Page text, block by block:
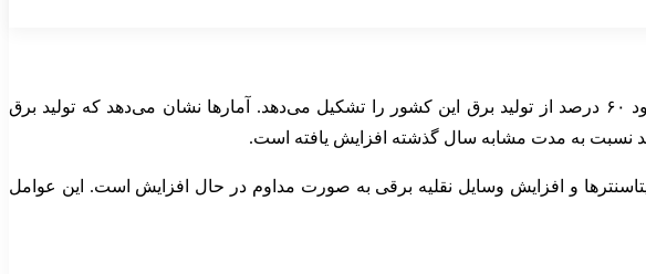
اگرچه ظرفیت انرژی‌های تجدیدپذیر در چین با سرعت قابل‌توجهی در حال افزایش است، اما زغال‌سنگ همچنان حدود ۶۰ درصد از تولید برق این کشور را تشکیل می‌دهد. آمارها نشان می‌دهد که تولید برق
و افزایش وسایل نقلیه برقی به صورت مداوم در حال افزایش است. این عوامل